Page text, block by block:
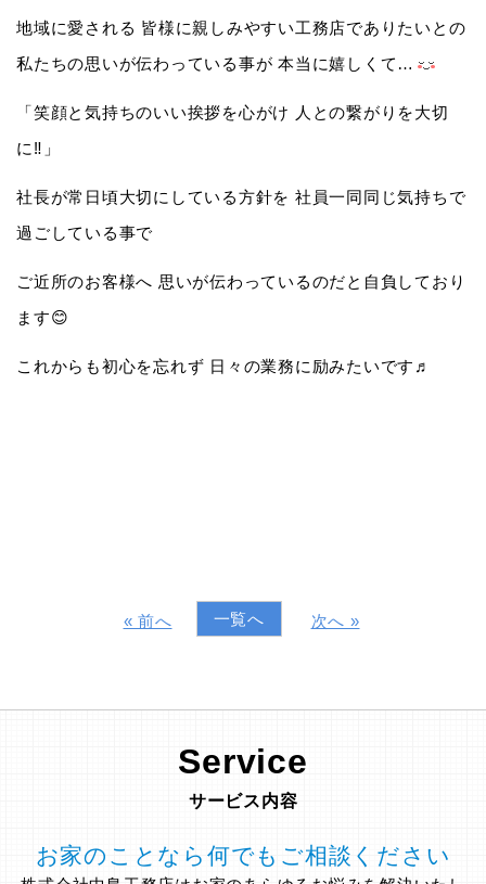
地域に愛される 皆様に親しみやすい工務店でありたいとの
私たちの思いが伝わっている事が 本当に嬉しくて…
「笑顔と気持ちのいい挨拶を心がけ 人との繋がりを大切
に‼️」
社長が常日頃大切にしている方針を 社員一同同じ気持ちで
過ごしている事で
ご近所のお客様へ 思いが伝わっているのだと自負しており
ます😊
これからも初心を忘れず 日々の業務に励みたいです♬
« 前へ 一覧へ 次へ »
Service
サービス内容
お家のことなら何でもご相談ください